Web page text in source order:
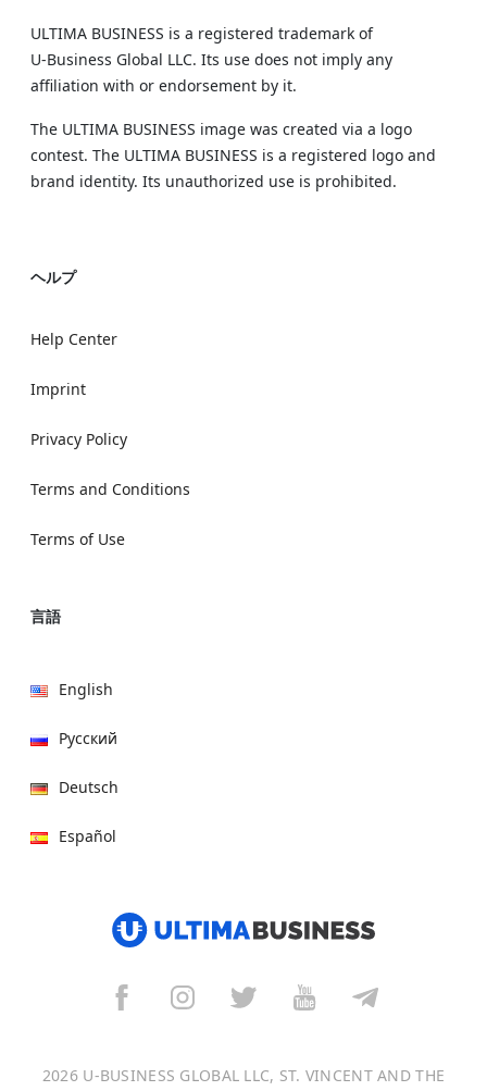
ULTIMA BUSINESS is a registered trademark of
U‑Business Global LLC. Its use does not imply any
affiliation with or endorsement by it.
The ULTIMA BUSINESS image was created via a logo
contest. The ULTIMA BUSINESS is a registered logo and
brand identity. Its unauthorized use is prohibited.
ヘルプ
Help Center
Imprint
Privacy Policy
Terms and Conditions
Terms of Use
言語
English
Русский
Deutsch
Español
Français
2026 U-BUSINESS GLOBAL LLC, ST. VINCENT AND THE